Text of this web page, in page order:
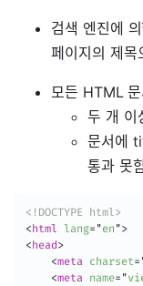
검색 엔진에
페이지의 제목
모든 HTML
두 개 이
문서에
통과 못
<!DOCTYPE html>
< html lang= "en ">
< head >
<meta charset=
<meta name= "